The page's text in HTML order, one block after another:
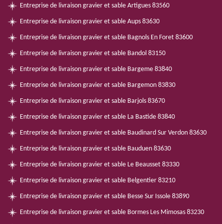
Entreprise de livraison gravier et sable Artigues 83560
Entreprise de livraison gravier et sable Aups 83630
Entreprise de livraison gravier et sable Bagnols En Foret 83600
Entreprise de livraison gravier et sable Bandol 83150
Entreprise de livraison gravier et sable Bargeme 83840
Entreprise de livraison gravier et sable Bargemon 83830
Entreprise de livraison gravier et sable Barjols 83670
Entreprise de livraison gravier et sable La Bastide 83840
Entreprise de livraison gravier et sable Baudinard Sur Verdon 83630
Entreprise de livraison gravier et sable Bauduen 83630
Entreprise de livraison gravier et sable Le Beausset 83330
Entreprise de livraison gravier et sable Belgentier 83210
Entreprise de livraison gravier et sable Besse Sur Issole 83890
Entreprise de livraison gravier et sable Bormes Les Mimosas 83230